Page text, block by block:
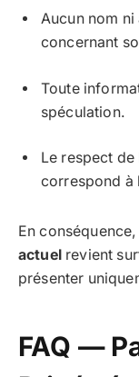
Aucun nom
concernant
Toute
spéculation.
Le respect
correspond à
En
actuelrevient
présenter
FAQ —